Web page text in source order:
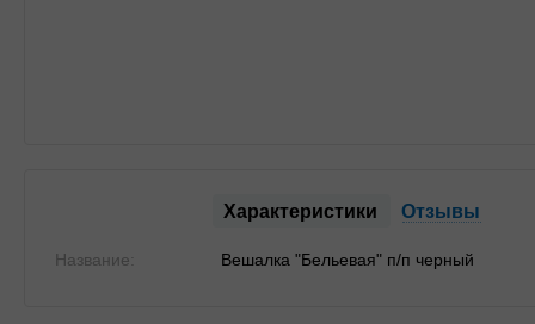
Характеристики Отзывы
Название: Вешалка "Бельевая" п/п черный